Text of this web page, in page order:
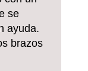
se
ayuda.
brazos